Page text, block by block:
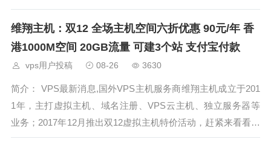
立服务器租用。ZJI目前主要提供香港、日本、美国独立服务器
（自营/数据中心直营）租用
维翔主机：双12 全场主机空间六折优惠 90元/年 香
港1000M空间 20GB流量 可建3个站 支付宝付款
vps用户投稿 08-26 3630
简介： VPS最新消息,国外VPS主机服务商维翔主机成立于201
1年，主打虚拟主机、域名注册、VPS云主机、独立服务器等
业务；2017年12月推出双12虚拟主机特价活动，赶紧来看看具
体详情。 官网： 维翔主机官网: 立即前往 优惠码及活动详情：